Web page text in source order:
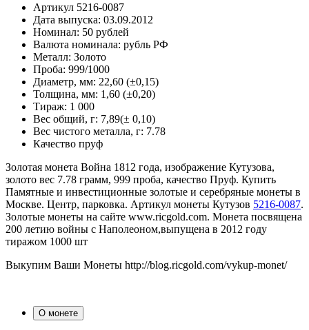
Артикул 5216-0087
Дата выпуска: 03.09.2012
Номинал: 50 рублей
Валюта номинала: рубль РФ
Металл: Золото
Проба: 999/1000
Диаметр, мм: 22,60 (±0,15)
Толщина, мм: 1,60 (±0,20)
Тираж: 1 000
Вес общий, г: 7,89(± 0,10)
Вес чистого металла, г: 7.78
Качество пруф
Золотая монета Война 1812 года, изображение Кутузова,
золото вес 7.78 грамм, 999 проба, качество Пруф. Купить
Памятные и инвестиционные золотые и серебряные монеты в
Москве. Центр, парковка. Артикул монеты Кутузов 5216-0087.
Золотые монеты на сайте www.ricgold.com. Монета посвящена
200 летию войны с Наполеоном,выпущена в 2012 году
тиражом 1000 шт
Выкупим Ваши Монеты http://blog.ricgold.com/vykup-monet/
О монете